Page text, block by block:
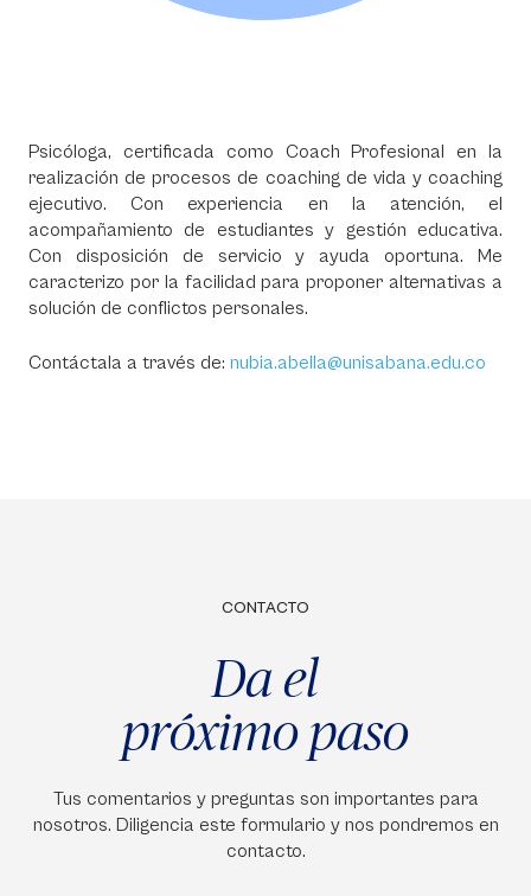
Psicóloga, certificada como Coach Profesional en la
realización de procesos de coaching de vida y coaching
ejecutivo. Con experiencia en la atención, el
acompañamiento de estudiantes y gestión educativa.
Con disposición de servicio y ayuda oportuna. Me
caracterizo por la facilidad para proponer alternativas a
solución de conflictos personales.
Contáctala a través de: nubia.abella@unisabana.edu.co
CONTACTO
Da el
próximo paso
Tus comentarios y preguntas son importantes para
nosotros. Diligencia este formulario y nos pondremos en
contacto.